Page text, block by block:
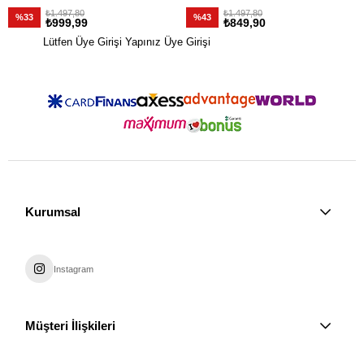
%33 ₺999,99
₺1.497,80 %43 ₺849,90
₺1.497,80
Lütfen Üye Girişi Yapınız Üye Girişi
Kurumsal
Instagram
Müşteri İlişkileri